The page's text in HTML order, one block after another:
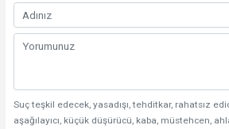
Suç teşkil edecek, yasadışı, tehditkar, rahatsız
aşağılayıcı, küçük düşürücü, kaba, müstehcen,